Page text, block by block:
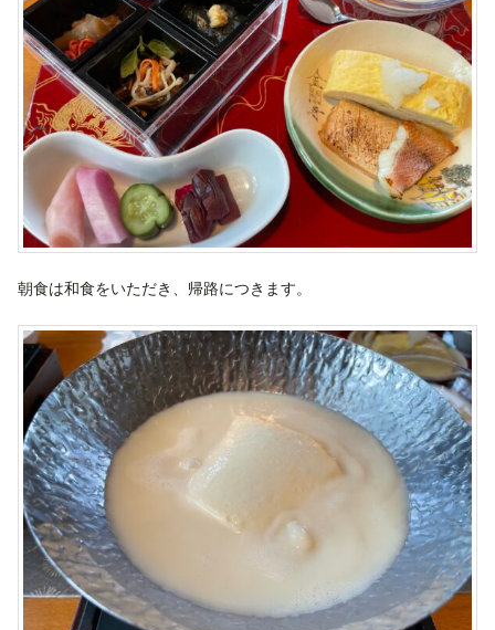
朝食は和食をいただき、帰路につきます。